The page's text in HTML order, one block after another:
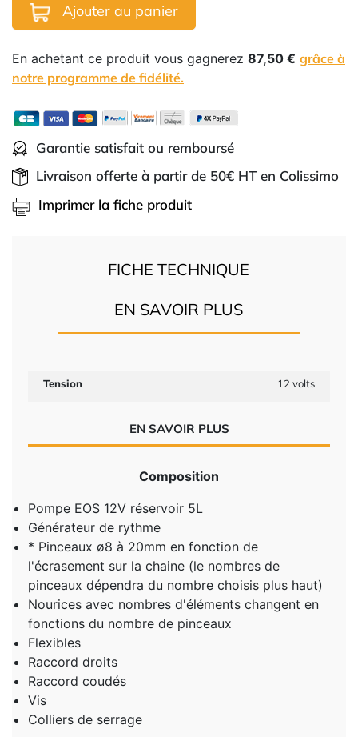
Ajouter au panier
En achetant ce produit vous gagnerez 87,50 € grâce à
notre programme de fidélité.
Garantie satisfait ou remboursé
Livraison offerte à partir de 50€ HT en Colissimo
Imprimer la fiche produit
FICHE TECHNIQUE
EN SAVOIR PLUS
Tension 12 volts
EN SAVOIR PLUS
Composition
Pompe EOS 12V réservoir 5L
Générateur de rythme
* Pinceaux ø8 à 20mm en fonction de
l'écrasement sur la chaine (le nombres de
pinceaux dépendra du nombre choisis plus haut)
Nourices avec nombres d'éléments changent en
fonctions du nombre de pinceaux
Flexibles
Raccord droits
Raccord coudés
Vis
Colliers de serrage